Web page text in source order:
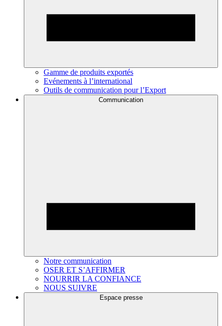
Gamme de produits exportés
Evénements à l’international
Outils de communication pour l’Export
Communication
Notre communication
OSER ET S’AFFIRMER
NOURRIR LA CONFIANCE
NOUS SUIVRE
Espace presse